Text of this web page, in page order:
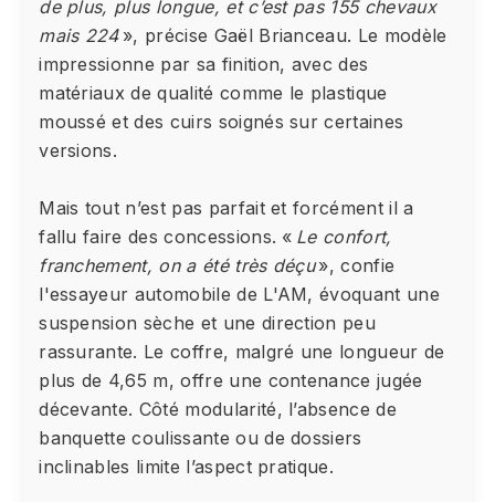
de plus, plus longue, et c’est pas 155 chevaux
mais 224», précise Gaël Brianceau. Le modèle
impressionne par sa finition, avec des
matériaux de qualité comme le plastique
moussé et des cuirs soignés sur certaines
versions.
Mais tout n’est pas parfait et forcément il a
fallu faire des concessions. « Le confort,
franchement, on a été très déçu», confie
l'essayeur automobile de L'AM, évoquant une
suspension sèche et une direction peu
rassurante. Le coffre, malgré une longueur de
plus de 4,65 m, offre une contenance jugée
décevante. Côté modularité, l’absence de
banquette coulissante ou de dossiers
inclinables limite l’aspect pratique.